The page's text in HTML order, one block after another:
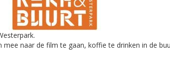
naar de film te gaan, koffie te drinken in de